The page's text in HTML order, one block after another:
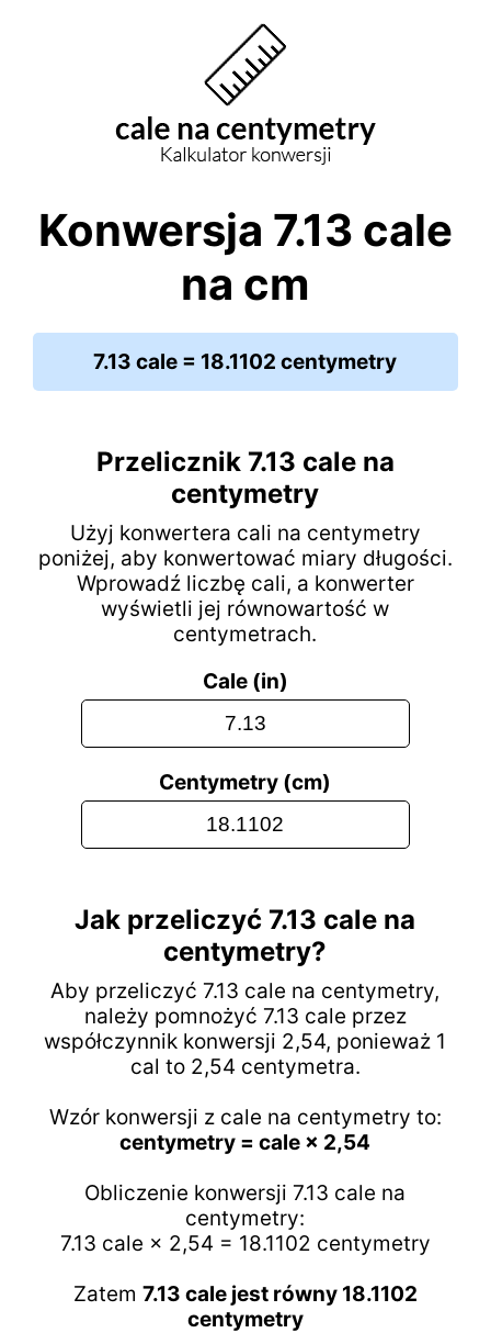
Konwersja 7.13 cale
na cm
7.13 cale = 18.1102 centymetry
Przelicznik 7.13 cale na
centymetry
Użyj konwertera cali na centymetry
poniżej, aby konwertować miary długości.
Wprowadź liczbę cali, a konwerter
wyświetli jej równowartość w
centymetrach.
Cale (in)
Centymetry (cm)
Jak przeliczyć 7.13 cale na
centymetry?
Aby przeliczyć 7.13 cale na centymetry,
należy pomnożyć 7.13 cale przez
współczynnik konwersji 2,54, ponieważ 1
cal to 2,54 centymetra.
Wzór konwersji z cale na centymetry to:
centymetry = cale × 2,54
Obliczenie konwersji 7.13 cale na
centymetry:
7.13 cale × 2,54 = 18.1102 centymetry
Zatem 7.13 cale jest równy 18.1102
centymetry